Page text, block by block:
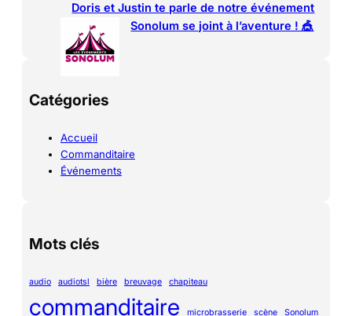
Doris et Justin te parle de notre événement
Sonolum se joint à l’aventure ! 🎪
Catégories
Accueil
Commanditaire
Événements
Mots clés
audio audiotsl bière breuvage chapiteau
commanditaire microbrasserie scène Sonolum